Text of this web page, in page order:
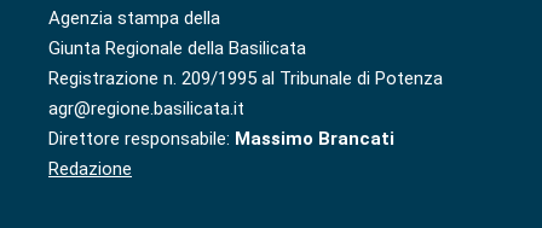
Agenzia stampa della
Giunta Regionale della Basilicata
Registrazione n. 209/1995 al Tribunale di Potenza
agr@regione.basilicata.it
Direttore responsabile: Massimo Brancati
Redazione